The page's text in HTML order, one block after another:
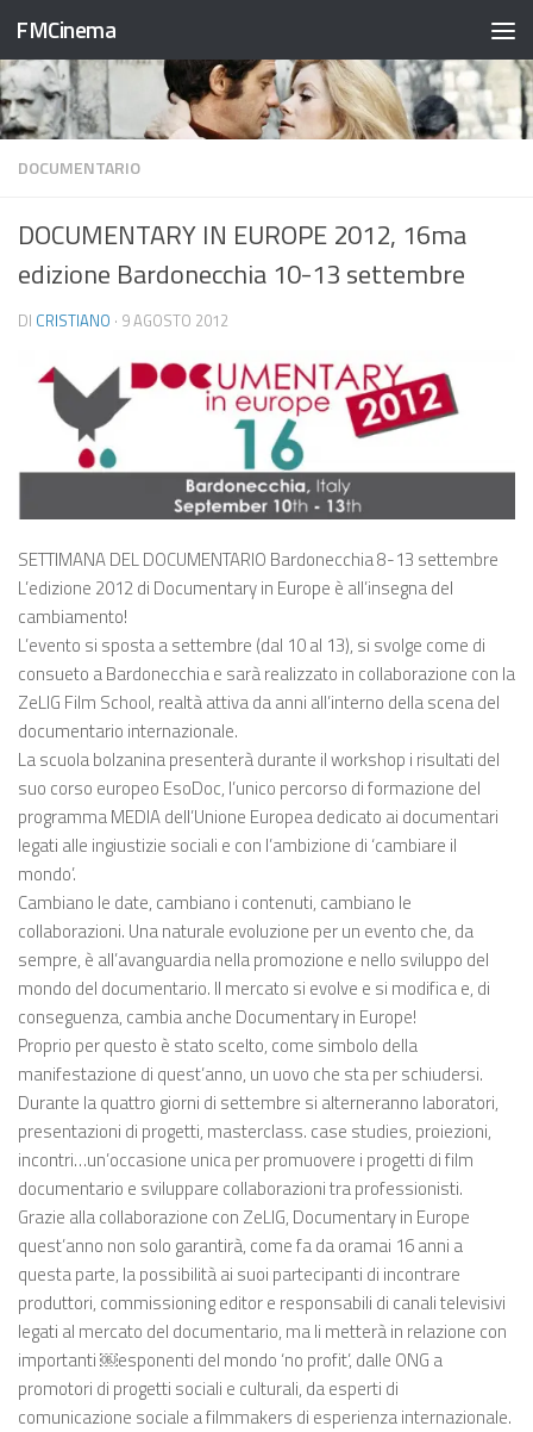
Salta al contenuto
FMCinema
DOCUMENTARIO
DOCUMENTARY IN EUROPE 2012, 16ma
edizione Bardonecchia 10-13 settembre
DI CRISTIANO · 9 AGOSTO 2012
SETTIMANA DEL DOCUMENTARIO Bardonecchia 8-13 settembre
L’edizione 2012 di Documentary in Europe è all’insegna del
cambiamento!
L’evento si sposta a settembre (dal 10 al 13), si svolge come di
consueto a Bardonecchia e sarà realizzato in collaborazione con la
ZeLIG Film School, realtà attiva da anni all’interno della scena del
documentario internazionale.
La scuola bolzanina presenterà durante il workshop i risultati del
suo corso europeo EsoDoc, l’unico percorso di formazione del
programma MEDIA dell’Unione Europea dedicato ai documentari
legati alle ingiustizie sociali e con l’ambizione di ‘cambiare il
mondo’.
Cambiano le date, cambiano i contenuti, cambiano le
collaborazioni. Una naturale evoluzione per un evento che, da
sempre, è all’avanguardia nella promozione e nello sviluppo del
mondo del documentario. Il mercato si evolve e si modifica e, di
conseguenza, cambia anche Documentary in Europe!
Proprio per questo è stato scelto, come simbolo della
manifestazione di quest’anno, un uovo che sta per schiudersi.
Durante la quattro giorni di settembre si alterneranno laboratori,
presentazioni di progetti, masterclass. case studies, proiezioni,
incontri…un’occasione unica per promuovere i progetti di film
documentario e sviluppare collaborazioni tra professionisti.
Grazie alla collaborazione con ZeLIG, Documentary in Europe
quest’anno non solo garantirà, come fa da oramai 16 anni a
questa parte, la possibilità ai suoi partecipanti di incontrare
produttori, commissioning editor e responsabili di canali televisivi
legati al mercato del documentario, ma li metterà in relazione con
importanti ￼esponenti del mondo ‘no profit’, dalle ONG a
promotori di progetti sociali e culturali, da esperti di
comunicazione sociale a filmmakers di esperienza internazionale.